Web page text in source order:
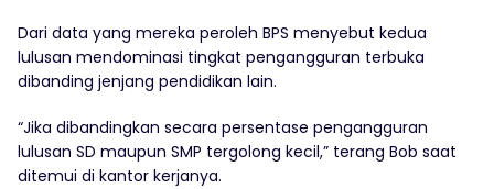
Dari data yang mereka peroleh BPS menyebut kedua
lulusan mendominasi tingkat pengangguran terbuka
dibanding jenjang pendidikan lain.
“Jika dibandingkan secara persentase pengangguran
lulusan SD maupun SMP tergolong kecil,” terang Bob saat
ditemui di kantor kerjanya.